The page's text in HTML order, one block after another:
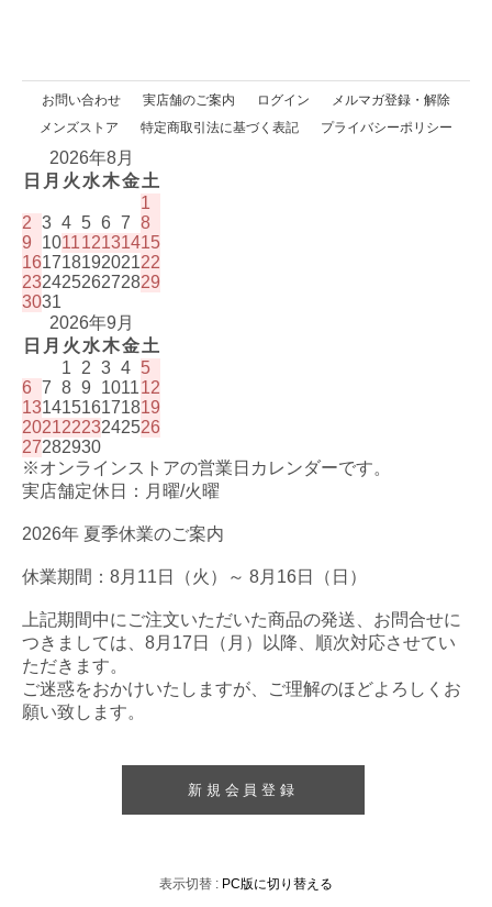
お問い合わせ 実店舗のご案内 ログイン
メルマガ登録・解除
メンズストア
特定商取引法に基づく表記 プライバシーポリシー
2026年8月
日 月 火 水木金土
1
2 3 4 5 6 7 8
9
101112131415
16171819202122
23242526272829
3031
2026年9月
日 月 火 水木金土
1
2 3 4 5
6 7 8 9 101112
13141516171819
20212223242526
27282930
※オンラインストアの営業日カレンダーです。
実店舗定休日：月曜/火曜
2026年 夏季休業のご案内
休業期間：8月11日（火）～ 8月16日（日）
上記期間中にご注文いただいた商品の発送、お問合せに
つきましては、8月17日（月）以降、順次対応させてい
ただきます。
ご迷惑をおかけいたしますが、ご理解のほどよろしくお
願い致します。
新規会員登録
表示切替 : PC版に切り替える